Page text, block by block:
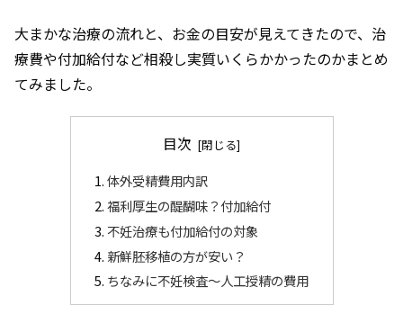
大まかな治療の流れと、お金の目安が見えてきたので、治
療費や付加給付など相殺し実質いくらかかったのかまとめ
てみました。
目次
体外受精費用内訳
福利厚生の醍醐味？付加給付
不妊治療も付加給付の対象
新鮮胚移植の方が安い？
ちなみに不妊検査～人工授精の費用